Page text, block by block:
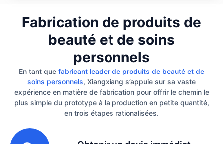
Fabrication de produits de
beauté et de soins
personnels
En tant que fabricant leader de produits de beauté et de
soins personnels, Xiangxiang s’appuie sur sa vaste
expérience en matière de fabrication pour offrir le chemin le
plus simple du prototype à la production en petite quantité,
en trois étapes rationalisées.